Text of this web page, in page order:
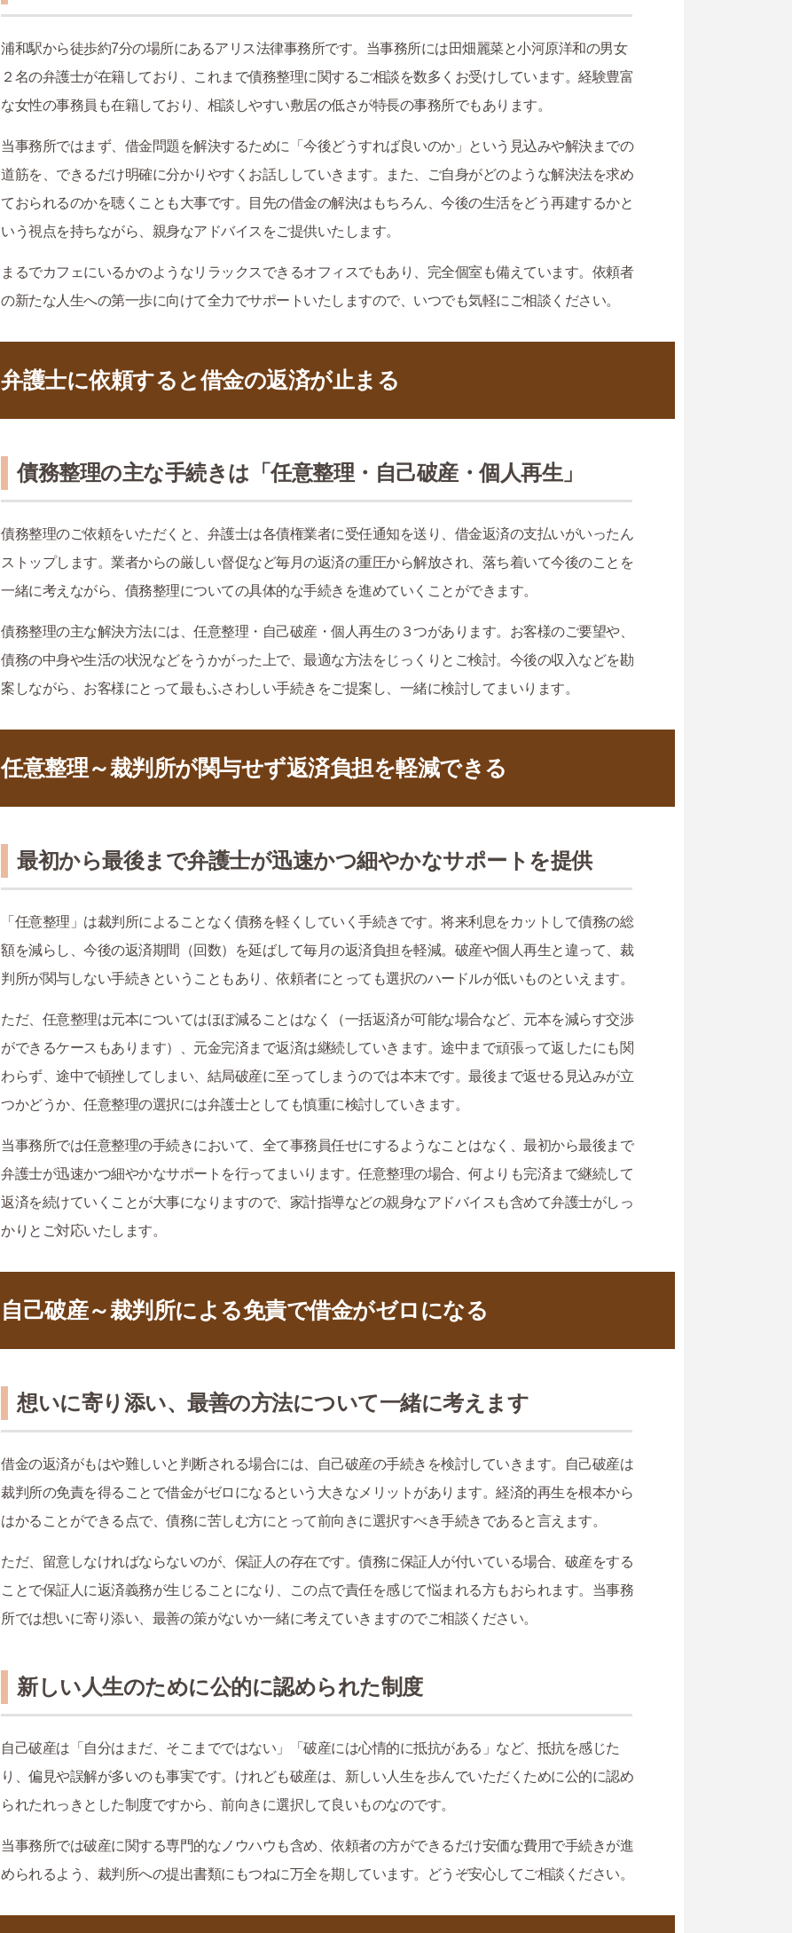
浦和駅から徒歩約7分の場所にあるアリス法律事務所です。当事務所には田畑麗菜と小河原洋和の男女
２名の弁護士が在籍しており、これまで債務整理に関するご相談を数多くお受けしています。経験豊富
な女性の事務員も在籍しており、相談しやすい敷居の低さが特長の事務所でもあります。
当事務所ではまず、借金問題を解決するために「今後どうすれば良いのか」という見込みや解決までの
道筋を、できるだけ明確に分かりやすくお話ししていきます。また、ご自身がどのような解決法を求め
ておられるのかを聴くことも大事です。目先の借金の解決はもちろん、今後の生活をどう再建するかと
いう視点を持ちながら、親身なアドバイスをご提供いたします。
まるでカフェにいるかのようなリラックスできるオフィスでもあり、完全個室も備えています。依頼者
の新たな人生への第一歩に向けて全力でサポートいたしますので、いつでも気軽にご相談ください。
弁護士に依頼すると借金の返済が止まる
債務整理の主な手続きは「任意整理・自己破産・個人再生」
債務整理のご依頼をいただくと、弁護士は各債権業者に受任通知を送り、借金返済の支払いがいったん
ストップします。業者からの厳しい督促など毎月の返済の重圧から解放され、落ち着いて今後のことを
一緒に考えながら、債務整理についての具体的な手続きを進めていくことができます。
債務整理の主な解決方法には、任意整理・自己破産・個人再生の３つがあります。お客様のご要望や、
債務の中身や生活の状況などをうかがった上で、最適な方法をじっくりとご検討。今後の収入などを勘
案しながら、お客様にとって最もふさわしい手続きをご提案し、一緒に検討してまいります。
任意整理～裁判所が関与せず返済負担を軽減できる
最初から最後まで弁護士が迅速かつ細やかなサポートを提供
「任意整理」は裁判所によることなく債務を軽くしていく手続きです。将来利息をカットして債務の総
額を減らし、今後の返済期間（回数）を延ばして毎月の返済負担を軽減。破産や個人再生と違って、裁
判所が関与しない手続きということもあり、依頼者にとっても選択のハードルが低いものといえます。
ただ、任意整理は元本についてはほぼ減ることはなく（一括返済が可能な場合など、元本を減らす交渉
ができるケースもあります）、元金完済まで返済は継続していきます。途中まで頑張って返したにも関
わらず、途中で頓挫してしまい、結局破産に至ってしまうのでは本末です。最後まで返せる見込みが立
つかどうか、任意整理の選択には弁護士としても慎重に検討していきます。
当事務所では任意整理の手続きにおいて、全て事務員任せにするようなことはなく、最初から最後まで
弁護士が迅速かつ細やかなサポートを行ってまいります。任意整理の場合、何よりも完済まで継続して
返済を続けていくことが大事になりますので、家計指導などの親身なアドバイスも含めて弁護士がしっ
かりとご対応いたします。
自己破産～裁判所による免責で借金がゼロになる
想いに寄り添い、最善の方法について一緒に考えます
借金の返済がもはや難しいと判断される場合には、自己破産の手続きを検討していきます。自己破産は
裁判所の免責を得ることで借金がゼロになるという大きなメリットがあります。経済的再生を根本から
はかることができる点で、債務に苦しむ方にとって前向きに選択すべき手続きであると言えます。
ただ、留意しなければならないのが、保証人の存在です。債務に保証人が付いている場合、破産をする
ことで保証人に返済義務が生じることになり、この点で責任を感じて悩まれる方もおられます。当事務
所では想いに寄り添い、最善の策がないか一緒に考えていきますのでご相談ください。
新しい人生のために公的に認められた制度
自己破産は「自分はまだ、そこまでではない」「破産には心情的に抵抗がある」など、抵抗を感じた
り、偏見や誤解が多いのも事実です。けれども破産は、新しい人生を歩んでいただくために公的に認め
られたれっきとした制度ですから、前向きに選択して良いものなのです。
当事務所では破産に関する専門的なノウハウも含め、依頼者の方ができるだけ安価な費用で手続きが進
められるよう、裁判所への提出書類にもつねに万全を期しています。どうぞ安心してご相談ください。